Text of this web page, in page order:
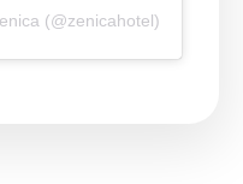
(@zenicahotel)